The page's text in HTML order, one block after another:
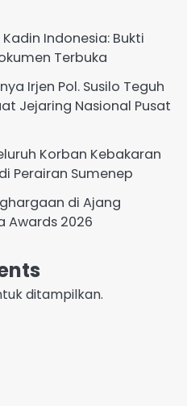
Indonesia: Bukti
Terbuka
Irjen Pol. Susilo Teguh
Jejaring Nasional Pusat
Korban Kebakaran
Perairan Sumenep
di Ajang
Awards 2026
ditampilkan.